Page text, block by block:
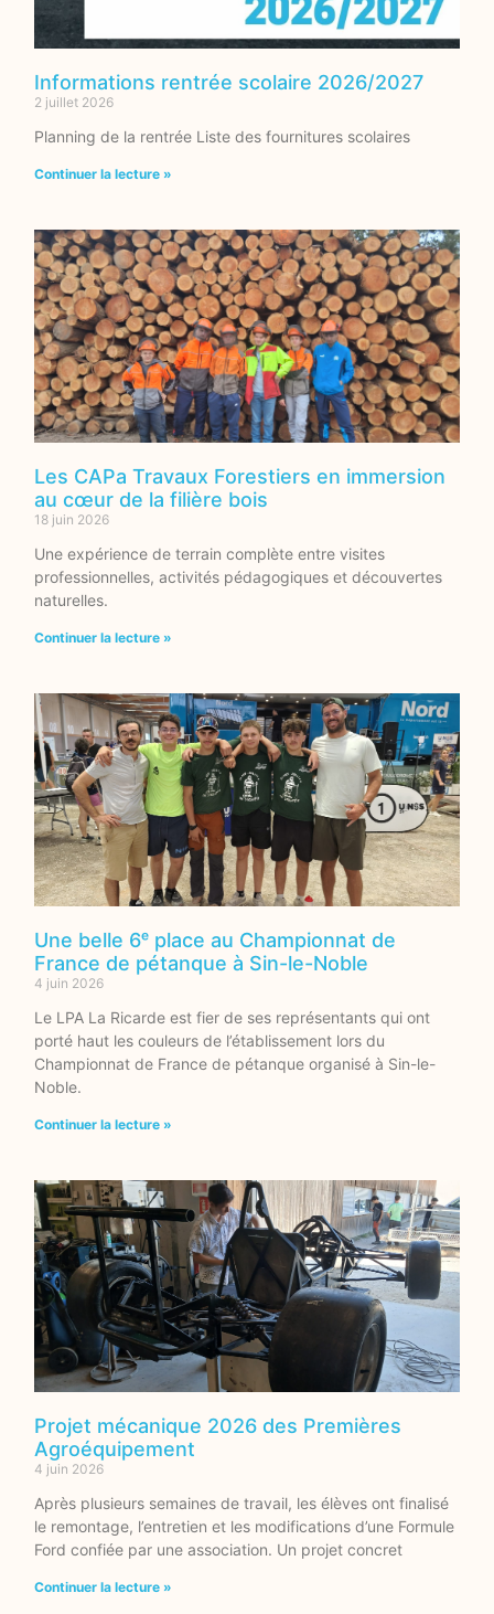
Informations rentrée scolaire 2026/2027
2 juillet 2026
Planning de la rentrée Liste des fournitures scolaires
Continuer la lecture »
Les CAPa Travaux Forestiers en immersion
au cœur de la filière bois
18 juin 2026
Une expérience de terrain complète entre visites
professionnelles, activités pédagogiques et découvertes
naturelles.
Continuer la lecture »
Une belle 6ᵉ place au Championnat de
France de pétanque à Sin-le-Noble
4 juin 2026
Le LPA La Ricarde est fier de ses représentants qui ont
porté haut les couleurs de l’établissement lors du
Championnat de France de pétanque organisé à Sin-le-
Noble.
Continuer la lecture »
Projet mécanique 2026 des Premières
Agroéquipement
4 juin 2026
Après plusieurs semaines de travail, les élèves ont finalisé
le remontage, l’entretien et les modifications d’une Formule
Ford confiée par une association. Un projet concret
Continuer la lecture »